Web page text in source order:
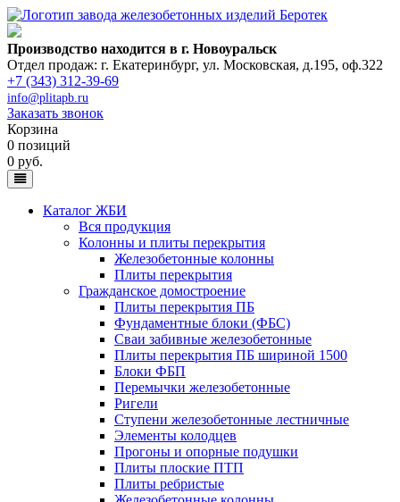
Производство находится в г. Новоуральск
Отдел продаж: г. Екатеринбург, ул. Московская, д.195, оф.322
+7 (343) 312-39-69
info@plitapb.ru
Заказать звонок
Корзина
0 позиций
0 руб.
Каталог ЖБИ
Вся продукция
Колонны и плиты перекрытия
Железобетонные колонны
Плиты перекрытия
Гражданское домостроение
Плиты перекрытия ПБ
Фундаментные блоки (ФБС)
Сваи забивные железобетонные
Плиты перекрытия ПБ шириной 1500
Блоки ФБП
Перемычки железобетонные
Ригели
Ступени железобетонные лестничные
Элементы колодцев
Прогоны и опорные подушки
Плиты плоские ПТП
Плиты ребристые